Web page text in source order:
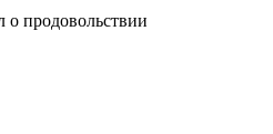
продовольствии